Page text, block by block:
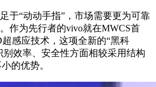
于“动动手指”，市场需要更为可靠
作为先行者的vivo就在MWCS首
感应技术，这项全新的“黑科
别效率、安全性方面相较采用结构
的优势。